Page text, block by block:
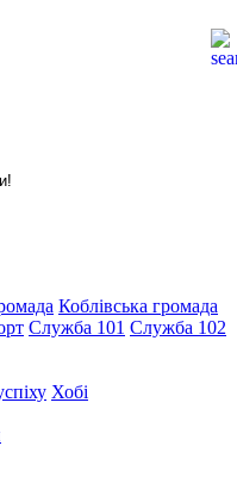
Коблівська громада
Служба 101 Служба 102
Хобі